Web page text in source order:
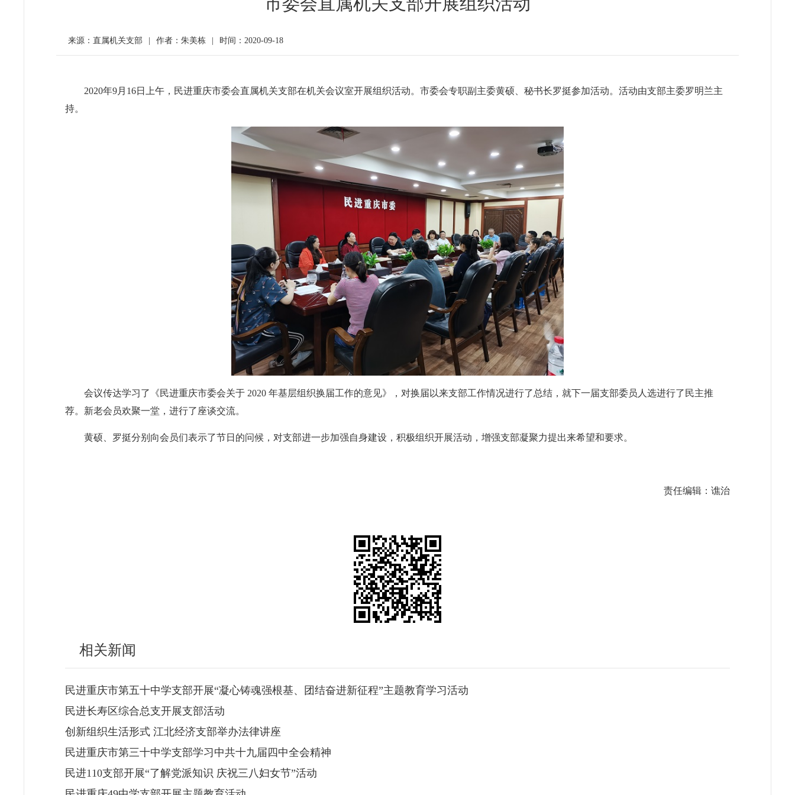
来源：直属机关支部 作者：朱美栋 时间：2020-09-18
2020年9月16日上午，民进重庆市委会直属机关支部在机关会议室开展组织活动。市委会专职副主委黄硕、秘书长罗挺参加活动。活动由支部主委罗明兰主
持。
会议传达学习了《民进重庆市委会关于 2020 年基层组织换届工作的意见》，对换届以来支部工作情况进行了总结，就下一届支部委员人选进行了民主推
荐。新老会员欢聚一堂，进行了座谈交流。
黄硕、罗挺分别向会员们表示了节日的问候，对支部进一步加强自身建设，积极组织开展活动，增强支部凝聚力提出来希望和要求。
责任编辑：谯治
相关新闻
民进重庆市第五十中学支部开展“凝心铸魂强根基、团结奋进新征程”主题教育学习活动
民进长寿区综合总支开展支部活动
创新组织生活形式 江北经济支部举办法律讲座
民进重庆市第三十中学支部学习中共十九届四中全会精神
民进110支部开展“了解党派知识 庆祝三八妇女节”活动